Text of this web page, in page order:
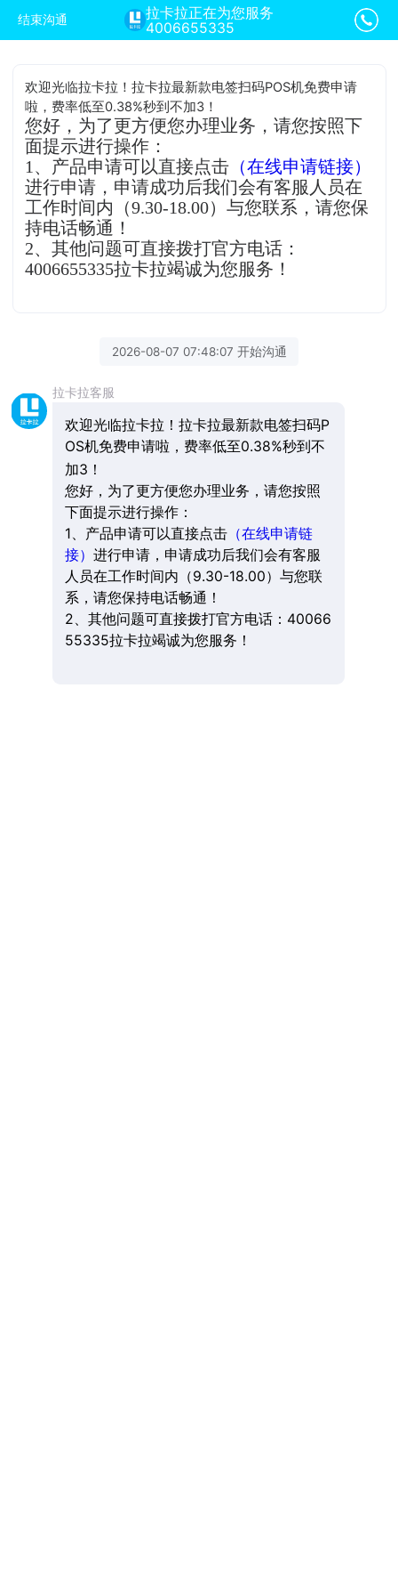
结束沟通
拉卡拉正在为您服务
4006655335
欢迎光临拉卡拉！拉卡拉最新款电签扫码POS机免费申请
啦，费率低至0.38%秒到不加3！
您好，为了更方便您办理业务，请您按照下
面提示进行操作：
1、产品申请可以直接点击 （在线申请链接）
进行申请，申请成功后我们会有客服人员在
工作时间内（9.30-18.00）与您联系，请您保
持电话畅通！
2、其他问题可直接拨打官方电话：
4006655335拉卡拉竭诚为您服务！
2026-08-07 07:48:07 开始沟通
拉卡拉客服
欢迎光临拉卡拉！拉卡拉最新款电签扫码P
OS机免费申请啦，费率低至0.38%秒到不
加3！
您好，为了更方便您办理业务，请您按照
下面提示进行操作：
1、产品申请可以直接点击（在线申请链
接） 进行申请，申请成功后我们会有客服
人员在工作时间内（9.30-18.00）与您联
系，请您保持电话畅通！
2、其他问题可直接拨打官方电话：40066
55335拉卡拉竭诚为您服务！